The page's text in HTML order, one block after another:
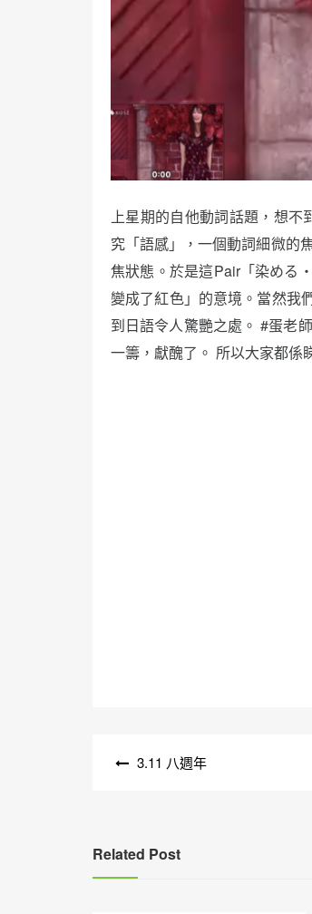
上星期的自他動詞話題，想
究「語感」，一個動詞細微的
焦狀態。於是這Pair「染める
變成了紅色」的意境。當然我
到日語令人驚艷之處。 #蛋老
一籌，獻醜了。 所以大家都
3.11 八週年
Related Post